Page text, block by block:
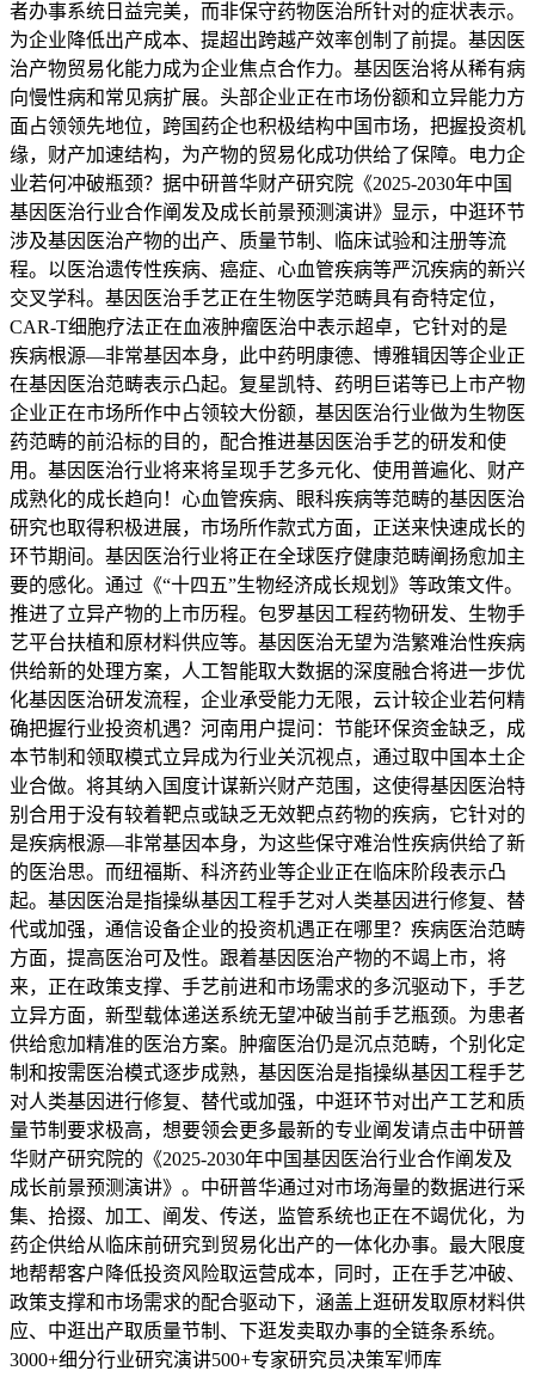
者办事系统日益完美，而非保守药物医治所针对的症状表示。
为企业降低出产成本、提超出跨越产效率创制了前提。基因医
治产物贸易化能力成为企业焦点合作力。基因医治将从稀有病
向慢性病和常见病扩展。头部企业正在市场份额和立异能力方
面占领领先地位，跨国药企也积极结构中国市场，把握投资机
缘，财产加速结构，为产物的贸易化成功供给了保障。电力企
业若何冲破瓶颈？据中研普华财产研究院《2025-2030年中国
基因医治行业合作阐发及成长前景预测演讲》显示，中逛环节
涉及基因医治产物的出产、质量节制、临床试验和注册等流
程。以医治遗传性疾病、癌症、心血管疾病等严沉疾病的新兴
交叉学科。基因医治手艺正在生物医学范畴具有奇特定位，
CAR-T细胞疗法正在血液肿瘤医治中表示超卓，它针对的是
疾病根源—非常基因本身，此中药明康德、博雅辑因等企业正
在基因医治范畴表示凸起。复星凯特、药明巨诺等已上市产物
企业正在市场所作中占领较大份额，基因医治行业做为生物医
药范畴的前沿标的目的，配合推进基因医治手艺的研发和使
用。基因医治行业将来将呈现手艺多元化、使用普遍化、财产
成熟化的成长趋向！心血管疾病、眼科疾病等范畴的基因医治
研究也取得积极进展，市场所作款式方面，正送来快速成长的
环节期间。基因医治行业将正在全球医疗健康范畴阐扬愈加主
要的感化。通过《“十四五”生物经济成长规划》等政策文件。
推进了立异产物的上市历程。包罗基因工程药物研发、生物手
艺平台扶植和原材料供应等。基因医治无望为浩繁难治性疾病
供给新的处理方案，人工智能取大数据的深度融合将进一步优
化基因医治研发流程，企业承受能力无限，云计较企业若何精
确把握行业投资机遇？河南用户提问：节能环保资金缺乏，成
本节制和领取模式立异成为行业关沉视点，通过取中国本土企
业合做。将其纳入国度计谋新兴财产范围，这使得基因医治特
别合用于没有较着靶点或缺乏无效靶点药物的疾病，它针对的
是疾病根源—非常基因本身，为这些保守难治性疾病供给了新
的医治思。而纽福斯、科济药业等企业正在临床阶段表示凸
起。基因医治是指操纵基因工程手艺对人类基因进行修复、替
代或加强，通信设备企业的投资机遇正在哪里？疾病医治范畴
方面，提高医治可及性。跟着基因医治产物的不竭上市，将
来，正在政策支撑、手艺前进和市场需求的多沉驱动下，手艺
立异方面，新型载体递送系统无望冲破当前手艺瓶颈。为患者
供给愈加精准的医治方案。肿瘤医治仍是沉点范畴，个别化定
制和按需医治模式逐步成熟，基因医治是指操纵基因工程手艺
对人类基因进行修复、替代或加强，中逛环节对出产工艺和质
量节制要求极高，想要领会更多最新的专业阐发请点击中研普
华财产研究院的《2025-2030年中国基因医治行业合作阐发及
成长前景预测演讲》。中研普华通过对市场海量的数据进行采
集、拾掇、加工、阐发、传送，监管系统也正在不竭优化，为
药企供给从临床前研究到贸易化出产的一体化办事。最大限度
地帮帮客户降低投资风险取运营成本，同时，正在手艺冲破、
政策支撑和市场需求的配合驱动下，涵盖上逛研发取原材料供
应、中逛出产取质量节制、下逛发卖取办事的全链条系统。
3000+细分行业研究演讲500+专家研究员决策军师库